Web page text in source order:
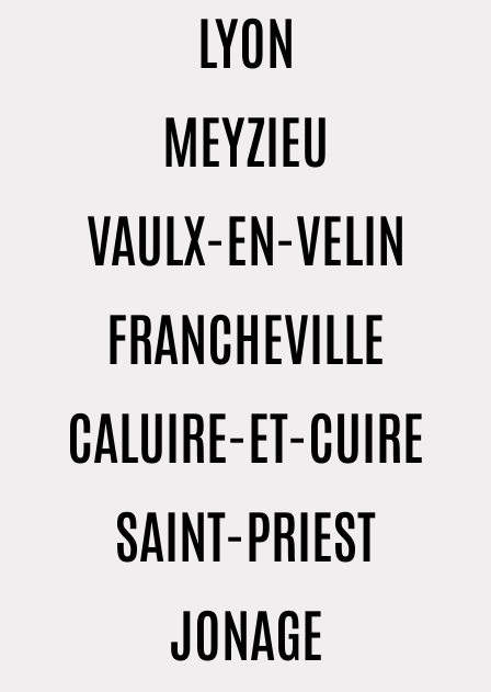
LYON
MEYZIEU
VAULX-EN-VELIN
FRANCHEVILLE
CALUIRE-ET-CUIRE
SAINT-PRIEST
JONAGE